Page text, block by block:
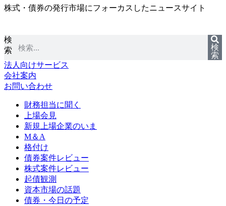
コ
ン
ツ
に
ス
キ
ッ
株式・債券の発行市場にフォーカスしたニュースサイト
検
索
検
索
法人向けサービス
会社案内
お問い合わせ
財務担当に聞く
上場会見
新規上場企業のいま
M＆A
格付け
債券案件レビュー
株式案件レビュー
起債観測
資本市場の話題
債券・今日の予定